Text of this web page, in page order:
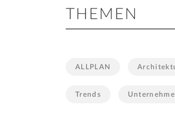
THEMEN
ALLPLAN
Trends